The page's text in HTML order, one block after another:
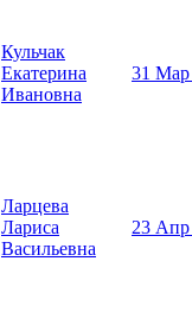
Кульчак
Екатерина
Ивановна
31 Мар
Ларцева
Лариса
Васильевна
23 Апр